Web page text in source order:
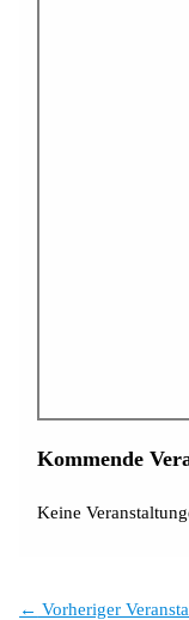
Kommende
Keine
← Vorheriger